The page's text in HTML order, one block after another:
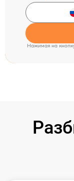
Нажимая на